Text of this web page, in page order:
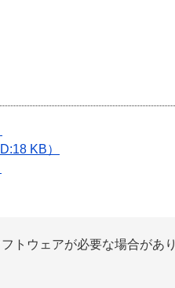
KB）
トウェアが必要な場合があ